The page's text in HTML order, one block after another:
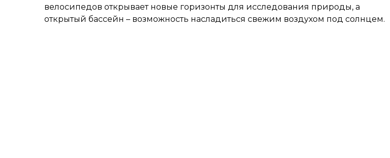
велосипедов открывает новые горизонты для исследования природы, а
открытый бассейн – возможность насладиться свежим воздухом под солнцем.